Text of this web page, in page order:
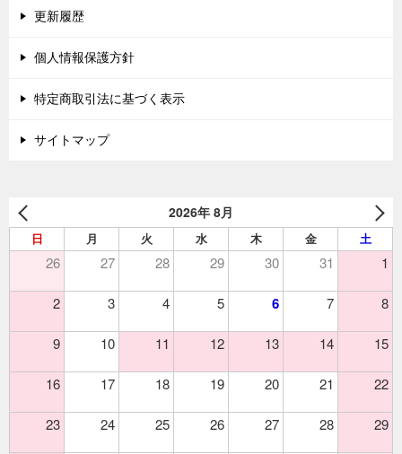
更新履歴
個人情報保護方針
特定商取引法に基づく表示
サイトマップ
2026年 8月
日 月 火 水 木 金 土
26 27 28 29 30 31 1
2 3 4 5 6 7 8
9 10 11 12 13 14 15
16 17 18 19 20 21 22
23 24 25 26 27 28 29